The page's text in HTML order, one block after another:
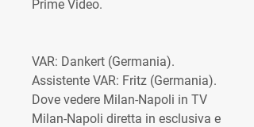
Prime Video.
VAR: Dankert (Germania).
Assistente VAR: Fritz (Germania).
Dove vedere Milan-Napoli in TV
Milan-Napoli diretta in esclusiva e